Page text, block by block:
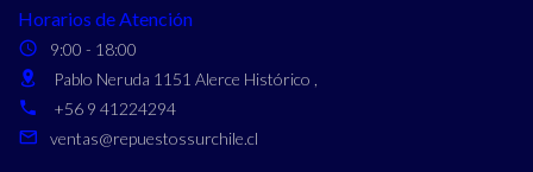
Horarios de Atención
9:00 - 18:00
Pablo Neruda 1151 Alerce Histórico ,
+56 9 41224294
ventas@repuestossurchile.cl